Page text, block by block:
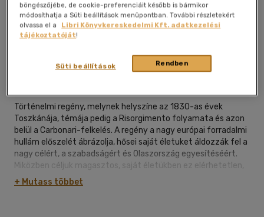
Beleolvasok
Történelmi regény, melynek helyszíne az 1830-as évek
Toszkánája, témája pedig a Risorgimento folyamata és azon
belül a Carbonari-felkelés. A regény a nagy európai forradalmi
hullám előszelét ábrázolja, hősei saját életuket áldozzák fel a
nagy célért, a szabadságért és Olaszország egyesítéséért.
Miközben céljuk magasztos, saját életükben ez elérhetetlen,
amit csak történelmi távlatból értünk meg. Ez adja a regény
szereplőinek hatalmas drámáját: harcuk teljesen esélytelen,
+ Mutass többet
böngészőjébe, de cookie-preferenciáit később is bármikor
módosíthatja a Süti beállítások menüpontban. További részletekért
olvassa el a
Libri Könyvkereskedelmi Kft. adatkezelési
tájékoztatóját!
Rendben
Süti beállítások